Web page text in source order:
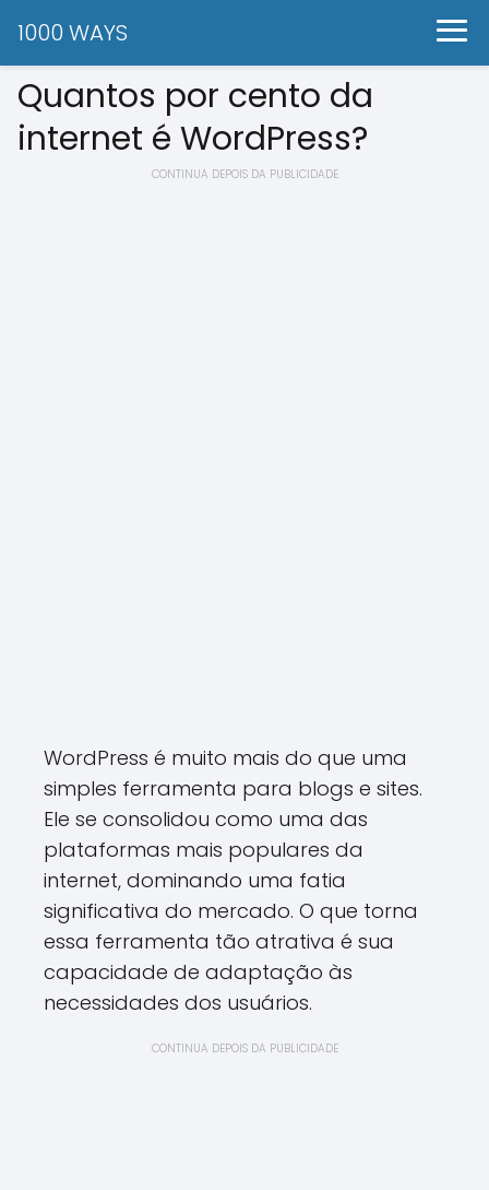
1000 WAYS
Quantos por cento da
internet é WordPress?
CONTINUA DEPOIS DA PUBLICIDADE
WordPress é muito mais do que uma
simples ferramenta para blogs e sites.
Ele se consolidou como uma das
plataformas mais populares da
internet, dominando uma fatia
significativa do mercado. O que torna
essa ferramenta tão atrativa é sua
capacidade de adaptação às
necessidades dos usuários.
CONTINUA DEPOIS DA PUBLICIDADE